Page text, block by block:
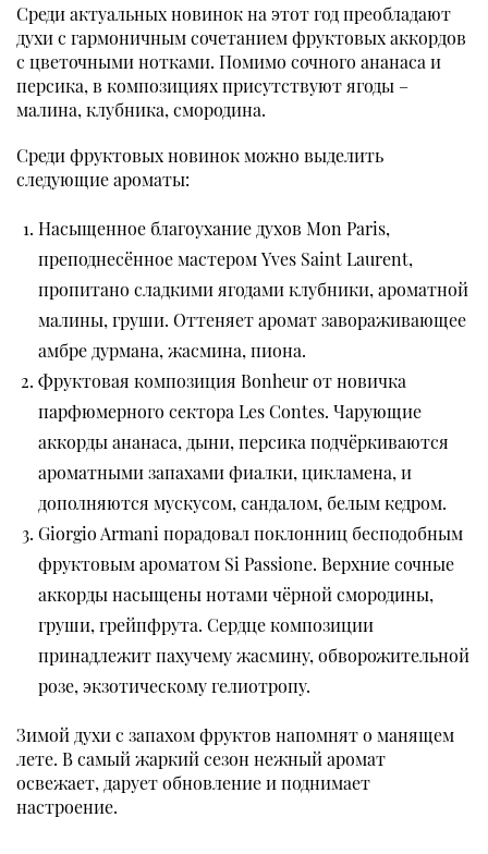
Среди актуальных новинок на этот год преобладают
духи с гармоничным сочетанием фруктовых аккордов
с цветочными нотками. Помимо сочного ананаса и
персика, в композициях присутствуют ягоды –
малина, клубника, смородина.
Среди фруктовых новинок можно выделить
следующие ароматы:
Насыщенное благоухание духов Mon Paris,
преподнесённое мастером Yves Saint Laurent,
пропитано сладкими ягодами клубники, ароматной
малины, груши. Оттеняет аромат завораживающее
амбре дурмана, жасмина, пиона.
Фруктовая композиция Bonheur от новичка
парфюмерного сектора Les Contes. Чарующие
аккорды ананаса, дыни, персика подчёркиваются
ароматными запахами фиалки, цикламена, и
дополняются мускусом, сандалом, белым кедром.
Giorgio Armani порадовал поклонниц бесподобным
фруктовым ароматом Si Passione. Верхние сочные
аккорды насыщены нотами чёрной смородины,
груши, грейпфрута. Сердце композиции
принадлежит пахучему жасмину, обворожительной
розе, экзотическому гелиотропу.
Зимой духи с запахом фруктов напомнят о манящем
лете. В самый жаркий сезон нежный аромат
освежает, дарует обновление и поднимает
настроение.